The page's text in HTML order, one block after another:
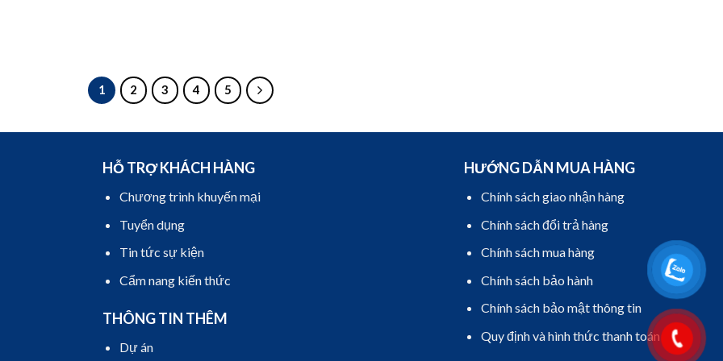
1 2 3 4 5
HỖ TRỢ KHÁCH HÀNG
Chương trình khuyến mại
Tuyển dụng
Tin tức sự kiện
Cẩm nang kiến thức
THÔNG TIN THÊM
Dự án
HƯỚNG DẪN MUA HÀNG
Chính sách giao nhận hàng
Chính sách đổi trả hàng
Chính sách mua hàng
Chính sách bảo hành
Chính sách bảo mật thông tin
Quy định và hình thức thanh toán